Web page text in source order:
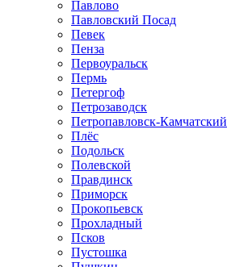
Павлово
Павловский Посад
Певек
Пенза
Первоуральск
Пермь
Петергоф
Петрозаводск
Петропавловск-Камчатский
Плёс
Подольск
Полевской
Правдинск
Приморск
Прокопьевск
Прохладный
Псков
Пустошка